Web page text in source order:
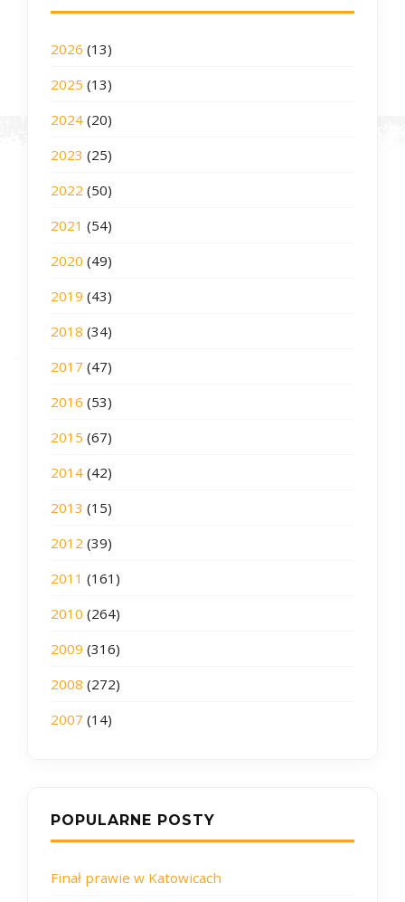
2026 (13)
2025 (13)
2024 (20)
2023 (25)
2022 (50)
2021 (54)
2020 (49)
2019 (43)
2018 (34)
2017 (47)
2016 (53)
2015 (67)
2014 (42)
2013 (15)
2012 (39)
2011 (161)
2010 (264)
2009 (316)
2008 (272)
2007 (14)
POPULARNE POSTY
Finał prawie w Katowicach